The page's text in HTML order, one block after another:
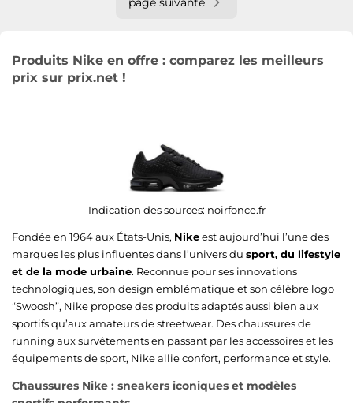
Produits Nike en offre : comparez les meilleurs
prix sur prix.net !
Indication des sources: noirfonce.fr
Fondée en 1964 aux États-Unis, Nikeest aujourd’hui l’une des
marques les plus influentes dans l’univers du sport, du lifestyle
et de la mode urbaine. Reconnue pour ses innovations
technologiques, son design emblématique et son célèbre logo
“Swoosh”, Nike propose des produits adaptés aussi bien aux
sportifs qu’aux amateurs de streetwear. Des chaussures de
running aux survêtements en passant par les accessoires et les
équipements de sport, Nike allie confort, performance et style.
Chaussures Nike : sneakers iconiques et modèles